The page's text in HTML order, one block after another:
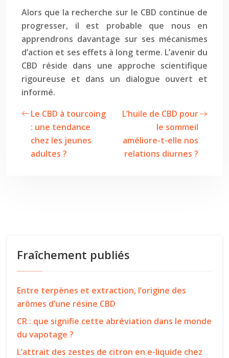
Alors que la recherche sur le CBD continue de
progresser, il est probable que nous en
apprendrons davantage sur ses mécanismes
d’action et ses effets à long terme. L’avenir du
CBD réside dans une approche scientifique
rigoureuse et dans un dialogue ouvert et
informé.
Le CBD à tourcoing
: une tendance
chez les jeunes
adultes ?
L’huile de CBD pour
le sommeil
améliore-t-elle nos
relations diurnes ?
Fraîchement publiés
Entre terpènes et extraction, l’origine des
arômes d’une résine CBD
CR : que signifie cette abréviation dans le monde
du vapotage ?
L’attrait des zestes de citron en e-liquide chez